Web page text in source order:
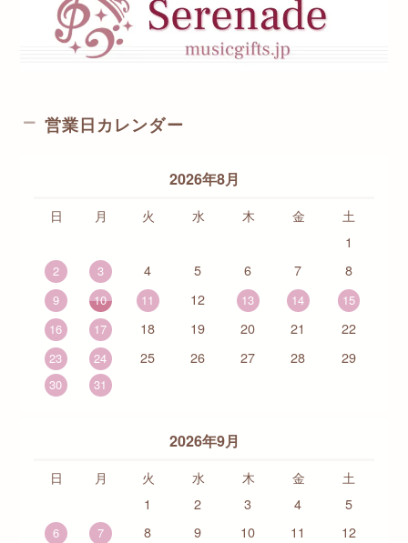
営業日カレンダー
2026年8月
日 月 火 水 木 金
土
1
2 3 4 5 6 7 8
9 10 11 12 13 14
15
16
17 18 19 20 21 22
23 24 25 26 27 28 29
30 31
2026年9月
日 月 火 水 木 金
土
1
2 3 4 5
6 7 8 9 10 11 12